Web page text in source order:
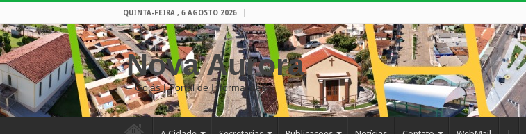
QUINTA-FEIRA , 6 AGOSTO 2026
Nova Aurora
– Goiás | Portal de Informações